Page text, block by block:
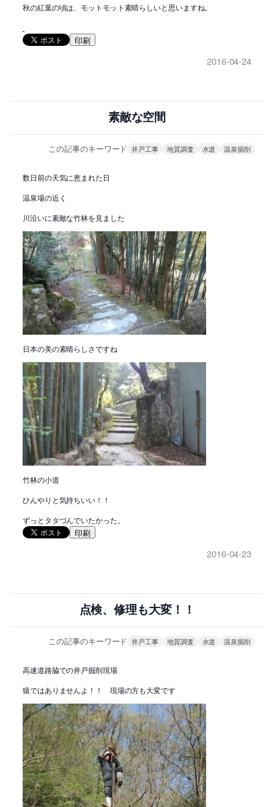
秋の紅葉の頃は、モットモット素晴らしいと思いますね。
印刷
2016-04-24
素敵な空間
この記事のキーワード 井戸工事 地質調査 水道 温泉掘削
数日前の天気に恵まれた日
温泉場の近く
川沿いに素敵な竹林を見ました
日本の美の素晴らしさですね
竹林の小道
ひんやりと気持ちいい！！
ずっとタタづんでいたかった。
印刷
2016-04-23
点検、修理も大変！！
この記事のキーワード 井戸工事 地質調査 水道 温泉掘削
高速道路脇での井戸掘削現場
猿ではありませんよ！！ 現場の方も大変です